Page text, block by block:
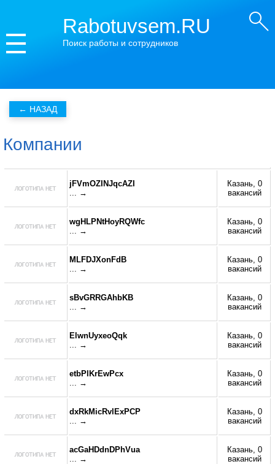
Rabotuvsem.RU
Поиск работы и сотрудников
Компании
jFVmOZINJqcAZI
... →
Казань, 0
вакансий
wgHLPNtHoyRQWfc
... →
Казань, 0
вакансий
MLFDJXonFdB
... →
Казань, 0
вакансий
sBvGRRGAhbKB
... →
Казань, 0
вакансий
ElwnUyxeoQqk
... →
Казань, 0
вакансий
etbPlKrEwPcx
... →
Казань, 0
вакансий
dxRkMicRvlExPCP
... →
Казань, 0
вакансий
acGaHDdnDPhVua
... →
Казань, 0
вакансий